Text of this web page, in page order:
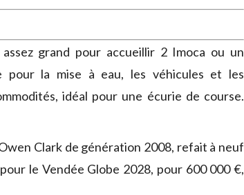
assez grand pour accueillir 2 Imoca ou un
pour la mise à eau, les véhicules et les
idéal pour une écurie de course.
Clark de génération 2008, refait à neuf
le Vendée Globe 2028, pour 600 000 €,